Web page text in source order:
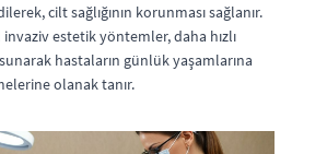
cilt sağlığının korunması sağlanır.
estetik yöntemler, daha hızlı
hastaların günlük yaşamlarına
olanak tanır.